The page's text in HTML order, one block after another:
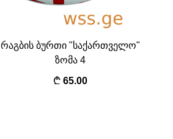
რაგბის ბურთი "საქართველო"
ზომა 4
65.00